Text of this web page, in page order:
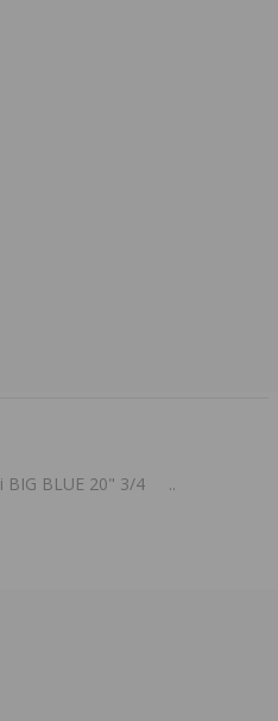
BIG BLUE 20" 3/4 ..